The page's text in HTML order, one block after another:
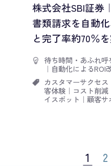
株式会社SBI証券
書類請求を自動
と完了率約70％
待ち時間・あふれ呼
｜ 自動化によるROI
カスタマーサクセス
客体験｜ コスト削減
イスボット ｜ 顧客サ
1 2